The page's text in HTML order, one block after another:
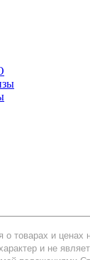
о товарах и ценах
и не